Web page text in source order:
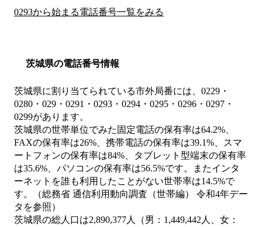
0293から始まる電話番号一覧をみる
茨城県の電話番号情報
茨城県に割り当てられている市外局番には、0229・
0280・029・0291・0293・0294・0295・0296・0297・
0299があります。
茨城県の世帯単位でみた固定電話の保有率は64.2%、
FAXの保有率は26%、携帯電話の保有率は39.1%、スマ
ートフォンの保有率は84%、タブレット型端末の保有率
は35.6%、パソコンの保有率は56.5%です。またインタ
ーネットを誰も利用したことがない世帯率は14.5%で
す。（総務省 通信利用動向調査（世帯編） 令和4年デー
タを参照）
茨城県の総人口は2,890,377人（男：1,449,442人、女：